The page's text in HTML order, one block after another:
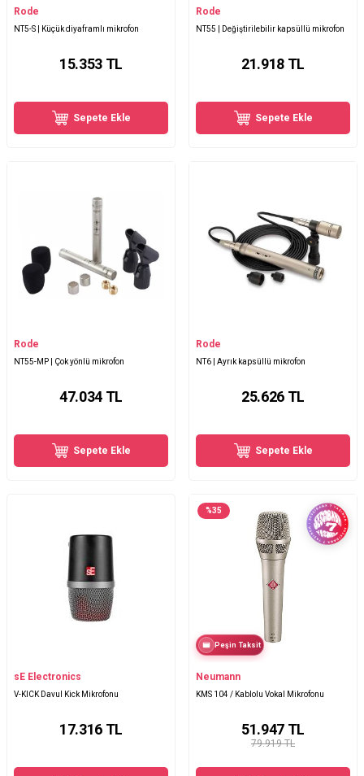
Rode
NT5-S | Küçük diyaframlı mikrofon
15.353TL
Sepete Ekle
Rode
NT55 | Değiştirilebilir kapsüllü mikrofon
21.918TL
Sepete Ekle
Rode
NT55-MP | Çok yönlü mikrofon
47.034TL
Sepete Ekle
Rode
NT6 | Ayrık kapsüllü mikrofon
25.626TL
Sepete Ekle
sE Electronics
V-KICK Davul Kick Mikrofonu
17.316TL
%35
Peşin Taksit
Neumann
KMS 104 / Kablolu Vokal Mikrofonu
79.919 TL
51.947TL